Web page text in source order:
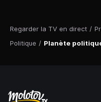
Regarder la TV en direct /
Politique / Planète